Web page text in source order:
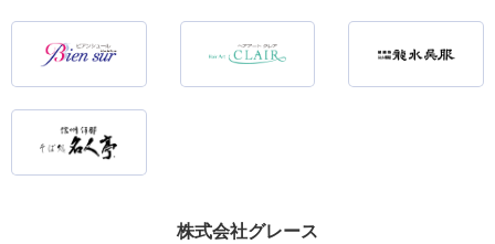
株式会社グレース